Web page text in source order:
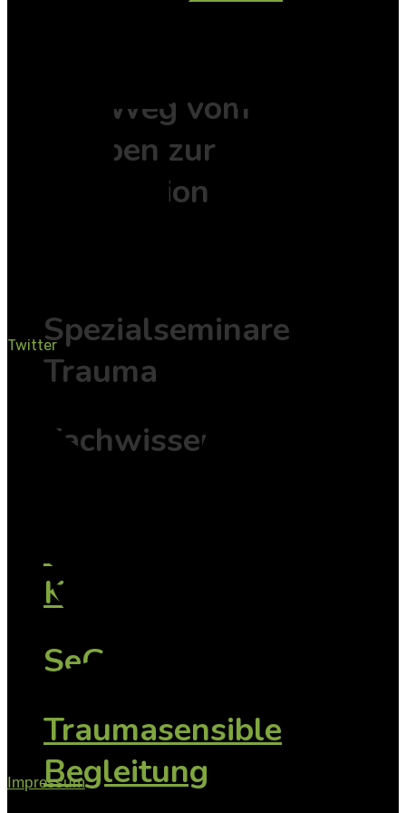
Der Weg vom
Erleben zur
Integration
Spezialseminare
Trauma
Fachwissen mit
Konfliktfamilien
SeGeTra
Traumasensible
Begleitung
Twitter
Impressum